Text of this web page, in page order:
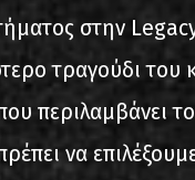
στην
τραγούδι του
περιλαμβάνει
να